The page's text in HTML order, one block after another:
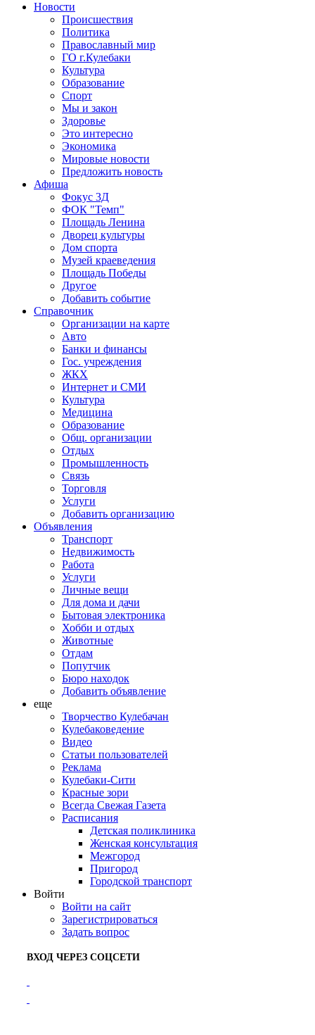
Новости
Происшествия
Политика
Православный мир
ГО г.Кулебаки
Культура
Образование
Спорт
Мы и закон
Здоровье
Это интересно
Экономика
Мировые новости
Предложить новость
Афиша
Фокус 3Д
ФОК "Темп"
Площадь Ленина
Дворец культуры
Дом спорта
Музей краеведения
Площадь Победы
Другое
Добавить событие
Справочник
Организации на карте
Авто
Банки и финансы
Гос. учреждения
ЖКХ
Интернет и СМИ
Культура
Медицина
Образование
Общ. организации
Отдых
Промышленность
Связь
Торговля
Услуги
Добавить организацию
Объявления
Транспорт
Недвижимость
Работа
Услуги
Личные вещи
Для дома и дачи
Бытовая электроника
Хобби и отдых
Животные
Отдам
Попутчик
Бюро находок
Добавить объявление
еще
Творчество Кулебачан
Кулебаковедение
Видео
Статьи пользователей
Реклама
Кулебаки-Сити
Красные зори
Всегда Свежая Газета
Расписания
Детская поликлиника
Женская консультация
Межгород
Пригород
Городской транспорт
Войти
Войти на сайт
Зарегистрироваться
Задать вопрос
ВХОД ЧЕРЕЗ СОЦСЕТИ